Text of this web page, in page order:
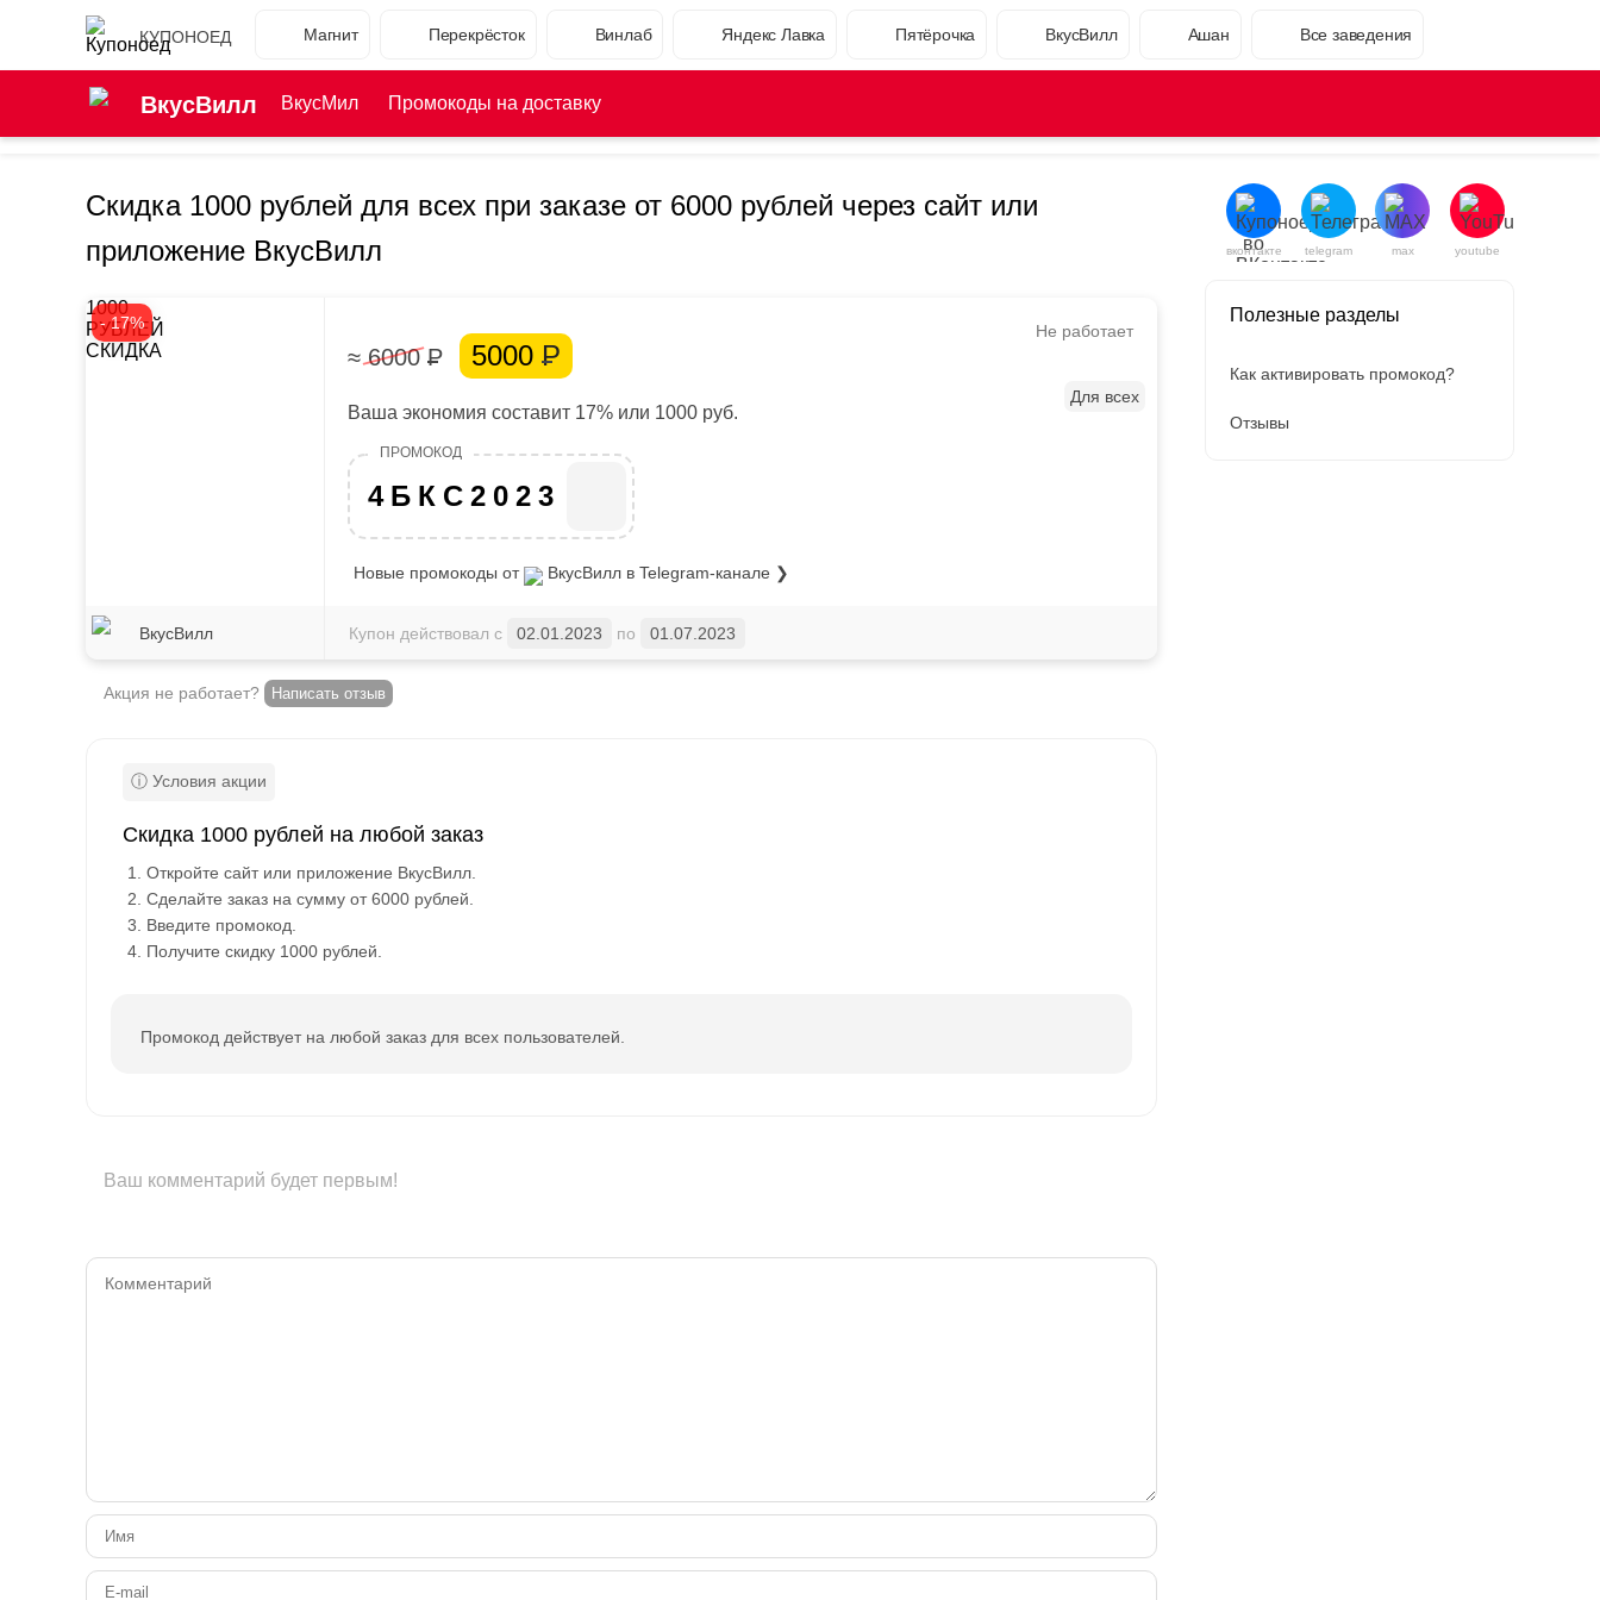
КУПОНОЕД Магнит Перекрёсток Винлаб Яндекс Лавка Пятёрочка ВкусВилл Ашан Все заведения
ВкусВилл ВкусМил Промокоды на доставку
Скидка 1000 рублей для всех при заказе от 6000 рублей через сайт или
приложение ВкусВилл
- 17%
1000
РУБЛЕЙ
СКИДКА
ВкусВилл
Не работает
≈ 6000Р 5000 Р
Ваша экономия составит 17% или 1000 руб.
4БКС2023
Новые промокоды от ВкусВилл в Telegram-канале ❯
Для всех
Купон действовал с 02.01.2023 по 01.07.2023
Акция не работает? Написать отзыв
Скидка 1000 рублей на любой заказ
Откройте сайт или приложение ВкусВилл.
Сделайте заказ на сумму от 6000 рублей.
Введите промокод.
Получите скидку 1000 рублей.
Промокод действует на любой заказ для всех пользователей.
Ваш комментарий будет первым!
вконтакте telegram max youtube
Полезные разделы
Как активировать промокод?
Отзывы